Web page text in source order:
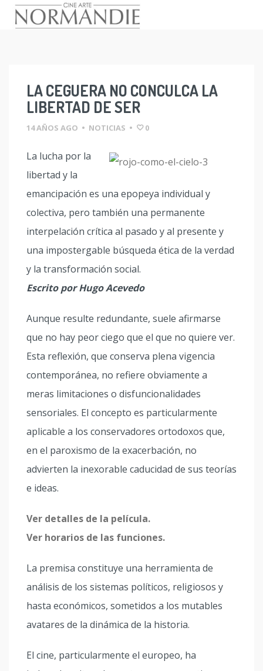
LA CEGUERA NO CONCULCA LA
LIBERTAD DE SER
14 AÑOS AGO • NOTICIAS • 0
La lucha por la
libertad y la
emancipación es una epopeya individual y
colectiva, pero también una permanente
interpelación crítica al pasado y al presente y
una impostergable búsqueda ética de la verdad
y la transformación social.
Escrito por Hugo Acevedo
Aunque resulte redundante, suele afirmarse
que no hay peor ciego que el que no quiere ver.
Esta reflexión, que conserva plena vigencia
contemporánea, no refiere obviamente a
meras limitaciones o disfuncionalidades
sensoriales. El concepto es particularmente
aplicable a los conservadores ortodoxos que,
en el paroxismo de la exacerbación, no
advierten la inexorable caducidad de sus teorías
e ideas.
Ver detalles de la película.
Ver horarios de las funciones.
La premisa constituye una herramienta de
análisis de los sistemas políticos, religiosos y
hasta económicos, sometidos a los mutables
avatares de la dinámica de la historia.
El cine, particularmente el europeo, ha